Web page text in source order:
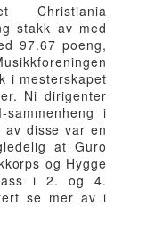
stakk av med
97.67 poeng,
i mesterskapet
Ni dirigenter
i
av disse var en
at Guro
og Hygge
i 2. og 4.
se mer av i